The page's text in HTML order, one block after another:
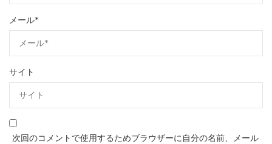
メール*
サイト
次回のコメントで使用するためブラウザーに自分の名前、メール